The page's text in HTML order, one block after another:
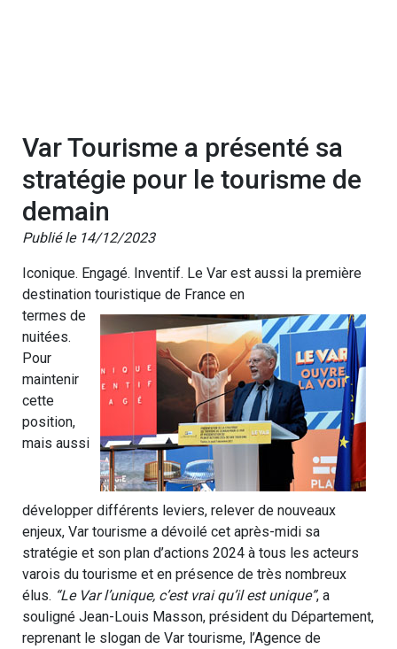
Var Tourisme a présenté sa
stratégie pour le tourisme de
demain
Publié le 14/12/2023
Iconique. Engagé. Inventif. Le Var est aussi la première
destination touristique de France en
termes de
nuitées.
Pour
maintenir
cette
position,
mais aussi
développer différents leviers, relever de nouveaux
enjeux, Var tourisme a dévoilé cet après-midi sa
stratégie et son plan d’actions 2024 à tous les acteurs
varois du tourisme et en présence de très nombreux
élus. “Le Var l’unique, c’est vrai qu’il est unique”, a
souligné Jean-Louis Masson, président du Département,
reprenant le slogan de Var tourisme, l’Agence de